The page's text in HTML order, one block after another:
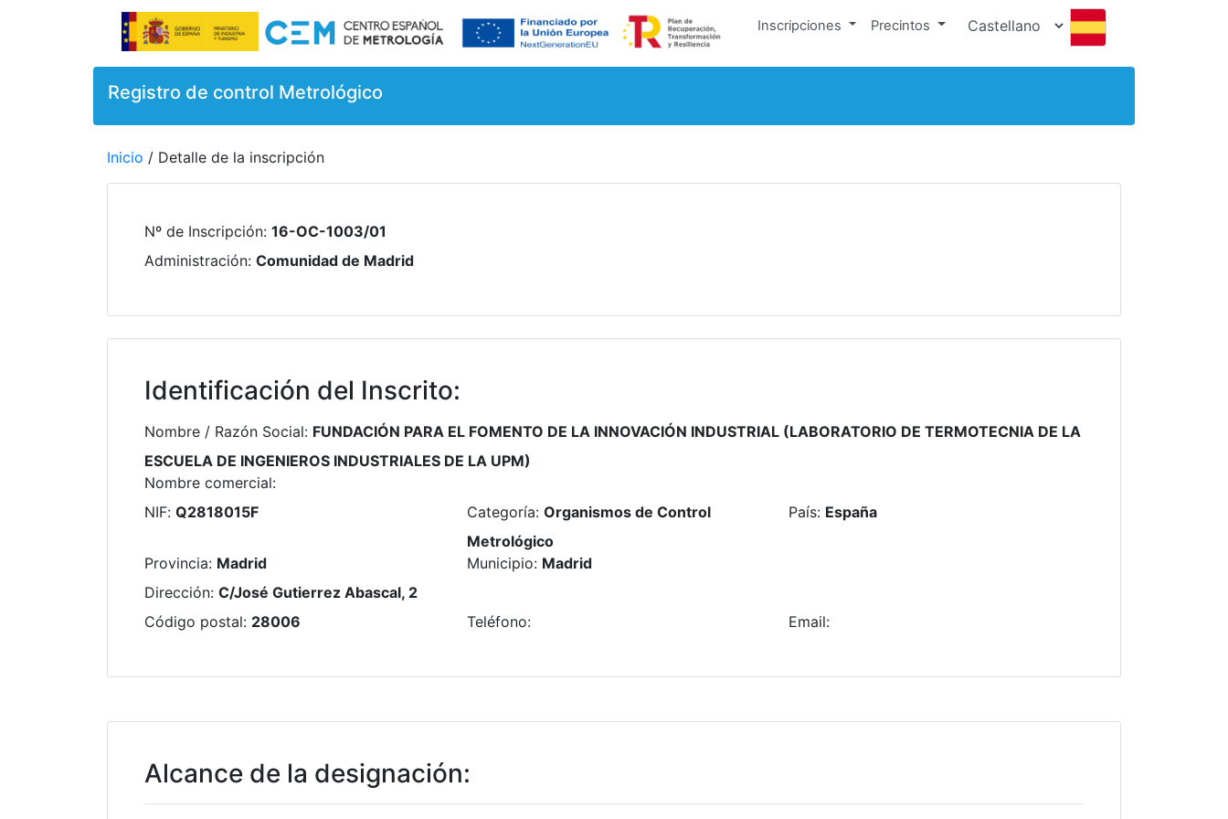
Inscripciones Precintos
Registro de control Metrológico
Inicio / Detalle de la inscripción
Nº de Inscripción: 16-OC-1003/01
Administración: Comunidad de Madrid
Identificación del Inscrito:
Nombre / Razón Social: FUNDACIÓN PARA EL FOMENTO DE LA INNOVACIÓN INDUSTRIAL (LABORATORIO DE TERMOTECNIA DE LA
ESCUELA DE INGENIEROS INDUSTRIALES DE LA UPM)
Nombre comercial:
NIF: Q2818015F Categoría: Organismos de Control
Metrológico
País: España
Provincia: Madrid Municipio: Madrid
Dirección: C/José Gutierrez Abascal, 2
Código postal: 28006 Teléfono: Email:
Alcance de la designación: